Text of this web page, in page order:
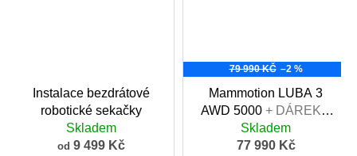
Instalace bezdrátové
robotické sekačky
Skladem
od 9 499 Kč
79 990 KČ –2 %
Mammotion LUBA 3
AWD 5000 + DÁREK v
hodnotě 1699,- Kč
Skladem
77 990 Kč